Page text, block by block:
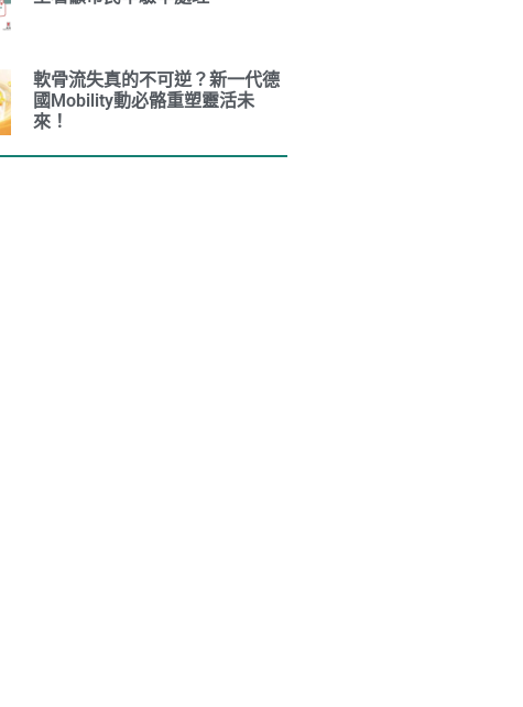
軟骨流失真的不可逆？新一代德
國Mobility動必骼重塑靈活未
來！